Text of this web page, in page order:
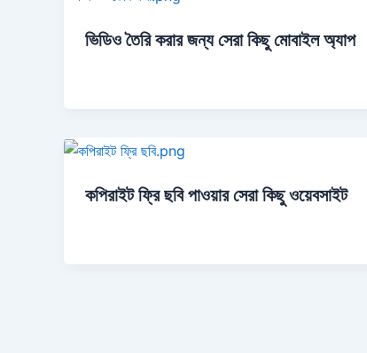
ভিডিও তৈরি করার জন্য সেরা কিছু মোবাইল অ্যাপ
কপিরাইট ফ্রি ছবি পাওয়ার সেরা কিছু ওয়েবসাইট